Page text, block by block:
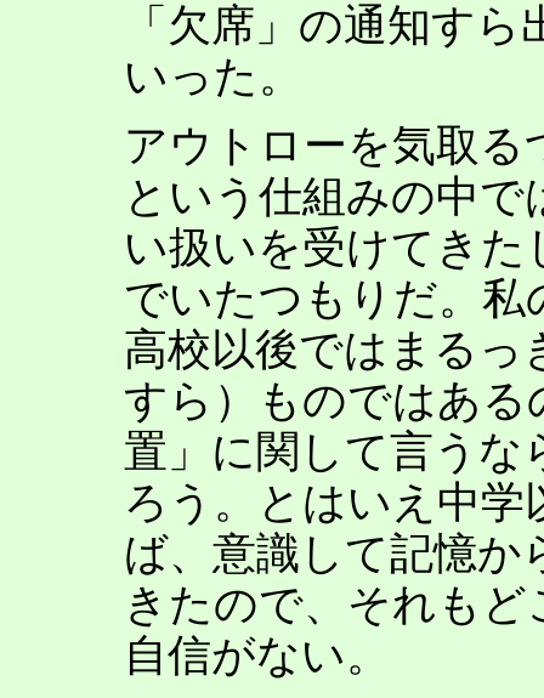
「欠席」の通知す
いった。
アウトローを気取
という仕組みの中
い扱いを受けてき
でいたつもりだ。私
高校以後ではまるっ
すら）ものではあ
置」に関して言う
ろう。とはいえ中
ば、意識して記憶か
きたので、それも
自信がない。